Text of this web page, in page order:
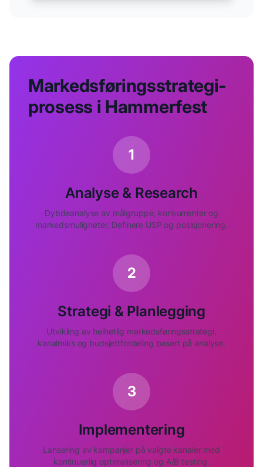
Markedsføringsstrategi-
prosess i Hammerfest
1
Analyse & Research
Dybdeanalyse av målgruppe, konkurrenter og
markedsmuligheter. Definere USP og posisjonering.
2
Strategi & Planlegging
Utvikling av helhetlig markedsføringsstrategi,
kanalmiks og budsjettfordeling basert på analyse.
3
Implementering
Lansering av kampanjer på valgte kanaler med
kontinuerlig optimalisering og A/B testing.